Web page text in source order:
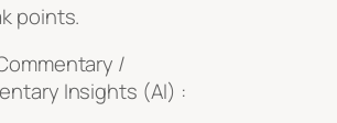
points.
/
Insights (AI) :